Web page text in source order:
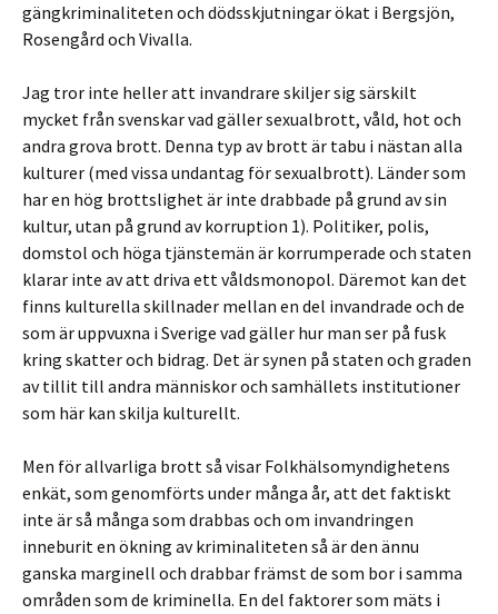
gängkriminaliteten och dödsskjutningar ökat i Bergsjön,
Rosengård och Vivalla.
Jag tror inte heller att invandrare skiljer sig särskilt
mycket från svenskar vad gäller sexualbrott, våld, hot och
andra grova brott. Denna typ av brott är tabu i nästan alla
kulturer (med vissa undantag för sexualbrott). Länder som
har en hög brottslighet är inte drabbade på grund av sin
kultur, utan på grund av korruption 1). Politiker, polis,
domstol och höga tjänstemän är korrumperade och staten
klarar inte av att driva ett våldsmonopol. Däremot kan det
finns kulturella skillnader mellan en del invandrade och de
som är uppvuxna i Sverige vad gäller hur man ser på fusk
kring skatter och bidrag. Det är synen på staten och graden
av tillit till andra människor och samhällets institutioner
som här kan skilja kulturellt.
Men för allvarliga brott så visar Folkhälsomyndighetens
enkät, som genomförts under många år, att det faktiskt
inte är så många som drabbas och om invandringen
inneburit en ökning av kriminaliteten så är den ännu
ganska marginell och drabbar främst de som bor i samma
områden som de kriminella. En del faktorer som mäts i